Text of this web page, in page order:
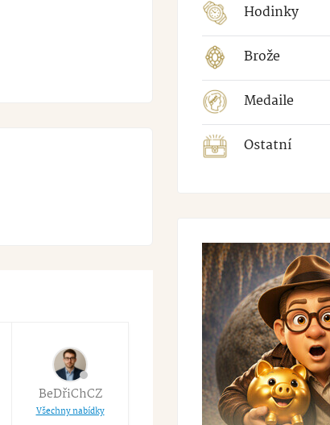
BeDřiChCZ
Všechny nabídky
Hodinky
Brože
Medaile
Ostatní